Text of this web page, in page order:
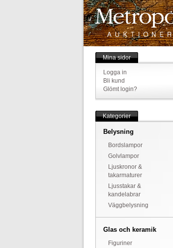
Mina sidor
Logga in
Bli kund
Glömt login?
Kategorier
Belysning
Bordslampor
Golvlampor
Ljuskronor &
takarmaturer
Ljusstakar &
kandelabrar
Väggbelysning
Glas och keramik
Figuriner